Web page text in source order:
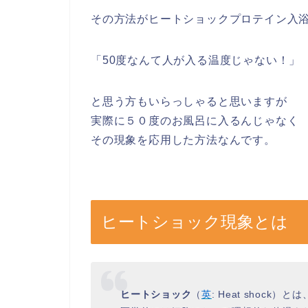
その方法がヒートショックプロテイン入
「50度なんて人が入る温度じゃない！」
と思う方もいらっしゃると思いますが
実際に５０度のお風呂に入るんじゃなく
その現象を応用した方法なんです。
ヒートショック現象とは
ヒートショック （英: Heat shock）とは、